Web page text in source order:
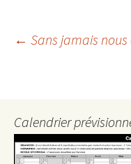
Navigation
← Sans jamais nous
Calendrier